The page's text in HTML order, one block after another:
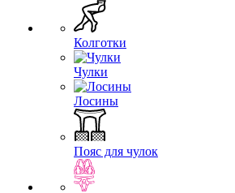
Колготки
Чулки
Лосины
Пояс для чулок